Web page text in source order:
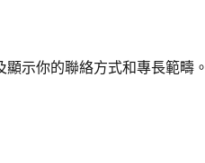
示你的聯絡方式和專長範疇。